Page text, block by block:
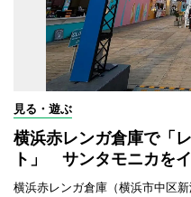
見る・遊ぶ
横浜赤レンガ倉庫で「
ト」 サンタモニカを
横浜赤レンガ倉庫（横浜市中区